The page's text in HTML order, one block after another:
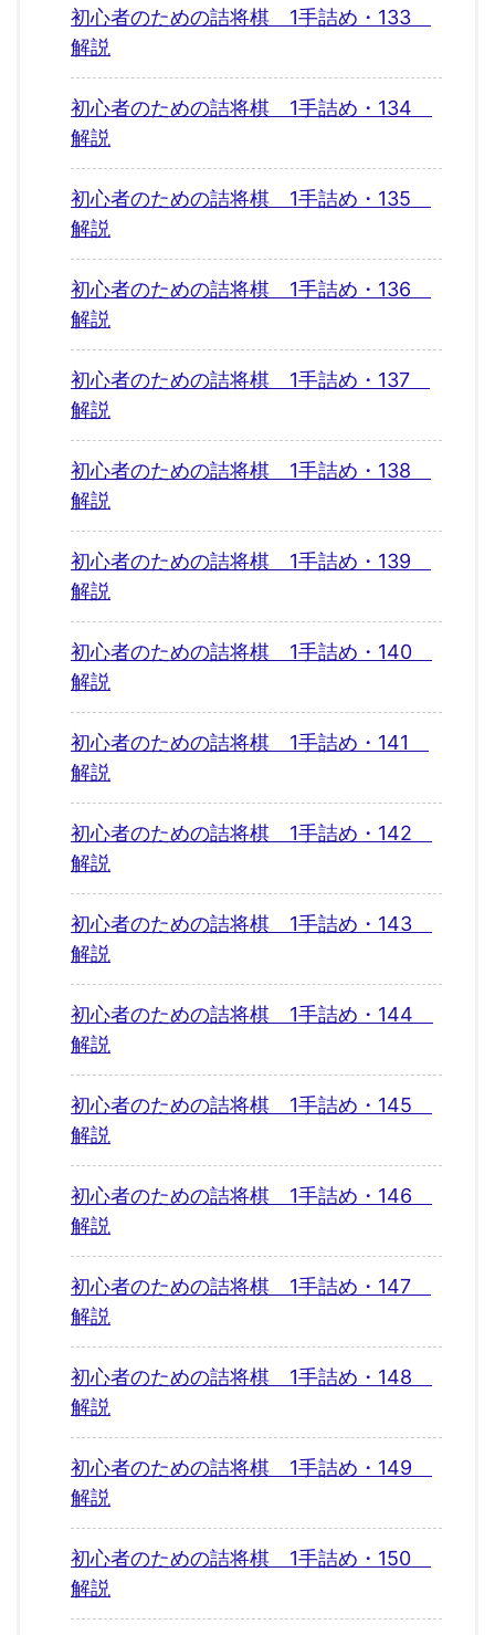
初心者のための詰将棋 1手詰め・133
解説
初心者のための詰将棋 1手詰め・134
解説
初心者のための詰将棋 1手詰め・135
解説
初心者のための詰将棋 1手詰め・136
解説
初心者のための詰将棋 1手詰め・137
解説
初心者のための詰将棋 1手詰め・138
解説
初心者のための詰将棋 1手詰め・139
解説
初心者のための詰将棋 1手詰め・140
解説
初心者のための詰将棋 1手詰め・141
解説
初心者のための詰将棋 1手詰め・142
解説
初心者のための詰将棋 1手詰め・143
解説
初心者のための詰将棋 1手詰め・144
解説
初心者のための詰将棋 1手詰め・145
解説
初心者のための詰将棋 1手詰め・146
解説
初心者のための詰将棋 1手詰め・147
解説
初心者のための詰将棋 1手詰め・148
解説
初心者のための詰将棋 1手詰め・149
解説
初心者のための詰将棋 1手詰め・150
解説